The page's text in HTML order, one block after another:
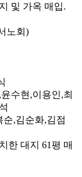
및 가옥 매입.
노회)
수현,이용인,최
순,김순화,김점
한 대지 61평 매